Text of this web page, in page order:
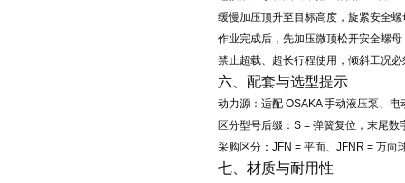
缓慢加压顶升至目标高度， 旋紧安全
作业完成后，先加压微顶松开安全螺
禁止超载、超长行程使用，倾斜工况
六、配套与选型提示
动力源：适配 OSAKA 手动液压泵、电
区分型号后缀：S = 弹簧复位，末尾
采购区分：JFN = 平面、JFNR = 万向
七、材质与耐用性